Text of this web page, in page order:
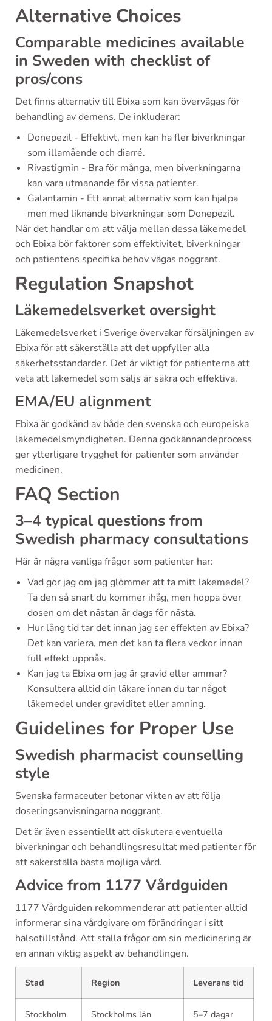
Alternative Choices
Comparable medicines available
in Sweden with checklist of
pros/cons
Det finns alternativ till Ebixa som kan övervägas för
behandling av demens. De inkluderar:
Donepezil - Effektivt, men kan ha fler biverkningar
som illamående och diarré.
Rivastigmin - Bra för många, men biverkningarna
kan vara utmanande för vissa patienter.
Galantamin - Ett annat alternativ som kan hjälpa
men med liknande biverkningar som Donepezil.
När det handlar om att välja mellan dessa läkemedel
och Ebixa bör faktorer som effektivitet, biverkningar
och patientens specifika behov vägas noggrant.
Regulation Snapshot
Läkemedelsverket oversight
Läkemedelsverket i Sverige övervakar försäljningen av
Ebixa för att säkerställa att det uppfyller alla
säkerhetsstandarder. Det är viktigt för patienterna att
veta att läkemedel som säljs är säkra och effektiva.
EMA/EU alignment
Ebixa är godkänd av både den svenska och europeiska
läkemedelsmyndigheten. Denna godkännandeprocess
ger ytterligare trygghet för patienter som använder
medicinen.
FAQ Section
3–4 typical questions from
Swedish pharmacy consultations
Här är några vanliga frågor som patienter har:
Vad gör jag om jag glömmer att ta mitt läkemedel?
Ta den så snart du kommer ihåg, men hoppa över
dosen om det nästan är dags för nästa.
Hur lång tid tar det innan jag ser effekten av Ebixa?
Det kan variera, men det kan ta flera veckor innan
full effekt uppnås.
Kan jag ta Ebixa om jag är gravid eller ammar?
Konsultera alltid din läkare innan du tar något
läkemedel under graviditet eller amning.
Guidelines for Proper Use
Swedish pharmacist counselling
style
Svenska farmaceuter betonar vikten av att följa
doseringsanvisningarna noggrant.
Det är även essentiellt att diskutera eventuella
biverkningar och behandlingsresultat med patienter för
att säkerställa bästa möjliga vård.
Advice from 1177 Vårdguiden
1177 Vårdguiden rekommenderar att patienter alltid
informerar sina vårdgivare om förändringar i sitt
hälsotillstånd. Att ställa frågor om sin medicinering är
en annan viktig aspekt av behandlingen.
Stad Region Leverans tid
Stockholm Stockholms län 5–7 dagar